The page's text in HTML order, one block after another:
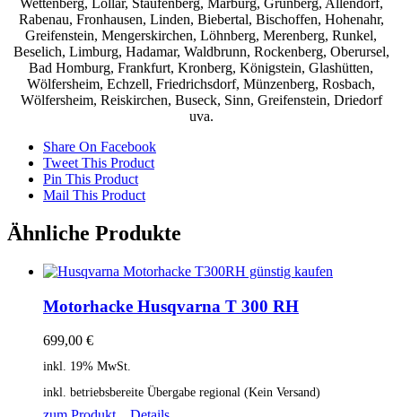
Wettenberg, Lollar, Staufenberg, Marburg, Grünberg, Allendorf,
Rabenau, Fronhausen, Linden, Biebertal, Bischoffen, Hohenahr,
Greifenstein, Mengerskirchen, Löhnberg, Merenberg, Runkel,
Beselich, Limburg, Hadamar, Waldbrunn, Rockenberg, Oberursel,
Bad Homburg, Frankfurt, Kronberg, Königstein, Glashütten,
Wölfersheim, Echzell, Friedrichsdorf, Münzenberg, Rosbach,
Wölfersheim, Reiskirchen, Buseck, Sinn, Greifenstein, Driedorf
uva.
Share On Facebook
Tweet This Product
Pin This Product
Mail This Product
Ähnliche Produkte
Motorhacke Husqvarna T 300 RH
699,00 €
inkl. 19% MwSt.
inkl. betriebsbereite Übergabe regional (Kein Versand)